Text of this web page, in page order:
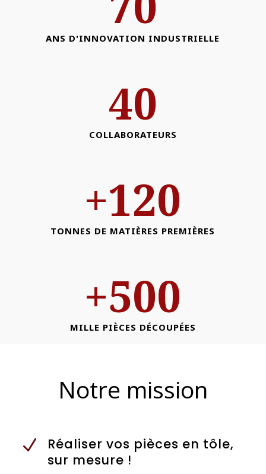
ANS D'INNOVATION INDUSTRIELLE
40
COLLABORATEURS
+120
TONNES DE MATIÈRES PREMIÈRES
+500
MILLE PIÈCES DÉCOUPÉES
Notre mission
N
Réaliser vos pièces en tôle,
sur mesure !